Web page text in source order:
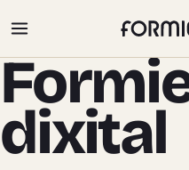
dixital